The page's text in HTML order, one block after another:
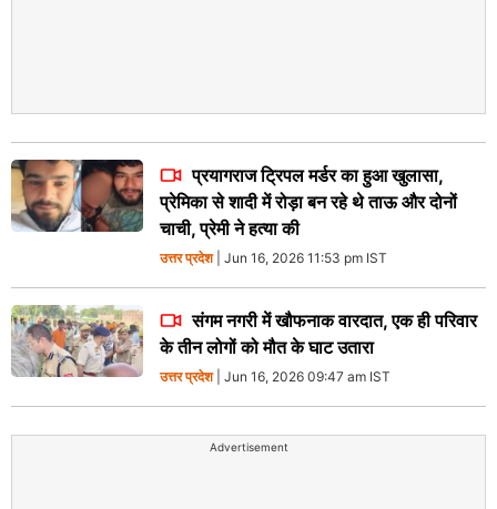
प्रयागराज ट्रिपल मर्डर का हुआ खुलासा,
प्रेमिका से शादी में रोड़ा बन रहे थे ताऊ और दोनों
चाची, प्रेमी ने हत्या की
उत्तर प्रदेश| Jun 16, 2026 11:53 pm IST
संगम नगरी में खौफनाक वारदात, एक ही परिवार
के तीन लोगों को मौत के घाट उतारा
उत्तर प्रदेश| Jun 16, 2026 09:47 am IST
Advertisement